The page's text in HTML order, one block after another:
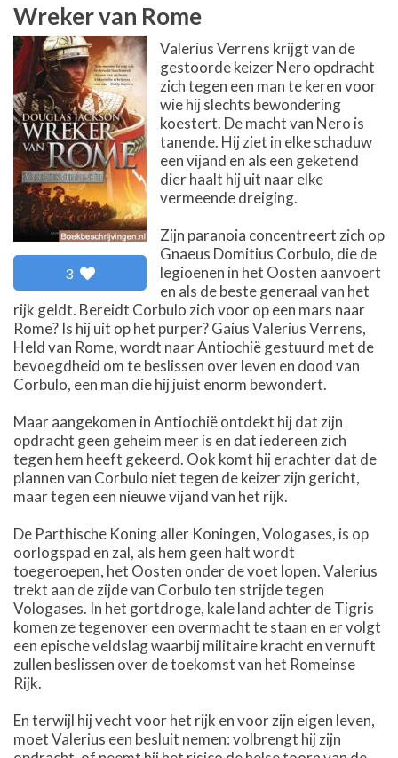
Wreker van Rome
3
Valerius Verrens krijgt van de
gestoorde keizer Nero opdracht
zich tegen een man te keren voor
wie hij slechts bewondering
koestert. De macht van Nero is
tanende. Hij ziet in elke schaduw
een vijand en als een geketend
dier haalt hij uit naar elke
vermeende dreiging.
Zijn paranoia concentreert zich op
Gnaeus Domitius Corbulo, die de
legioenen in het Oosten aanvoert
en als de beste generaal van het
rijk geldt. Bereidt Corbulo zich voor op een mars naar
Rome? Is hij uit op het purper? Gaius Valerius Verrens,
Held van Rome, wordt naar Antiochië gestuurd met de
bevoegdheid om te beslissen over leven en dood van
Corbulo, een man die hij juist enorm bewondert.
Maar aangekomen in Antiochië ontdekt hij dat zijn
opdracht geen geheim meer is en dat iedereen zich
tegen hem heeft gekeerd. Ook komt hij erachter dat de
plannen van Corbulo niet tegen de keizer zijn gericht,
maar tegen een nieuwe vijand van het rijk.
De Parthische Koning aller Koningen, Vologases, is op
oorlogspad en zal, als hem geen halt wordt
toegeroepen, het Oosten onder de voet lopen. Valerius
trekt aan de zijde van Corbulo ten strijde tegen
Vologases. In het gortdroge, kale land achter de Tigris
komen ze tegenover een overmacht te staan en er volgt
een epische veldslag waarbij militaire kracht en vernuft
zullen beslissen over de toekomst van het Romeinse
Rijk.
En terwijl hij vecht voor het rijk en voor zijn eigen leven,
moet Valerius een besluit nemen: volbrengt hij zijn